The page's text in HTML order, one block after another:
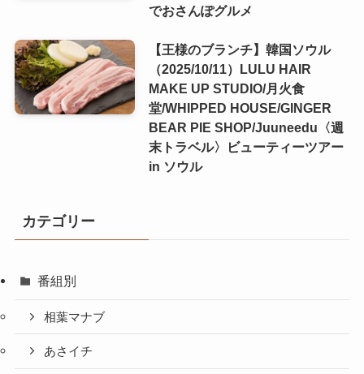
でおさんぽグルメ
【王様のブランチ】韓国ソウル
（2025/10/11）LULU HAIR
MAKE UP STUDIO/月火食
堂/WHIPPED HOUSE/GINGER
BEAR PIE SHOP/Juuneedu〈週
末トラベル〉ビューティーツアー
in ソウル
カテゴリー
番組別
相葉マナブ
あさイチ